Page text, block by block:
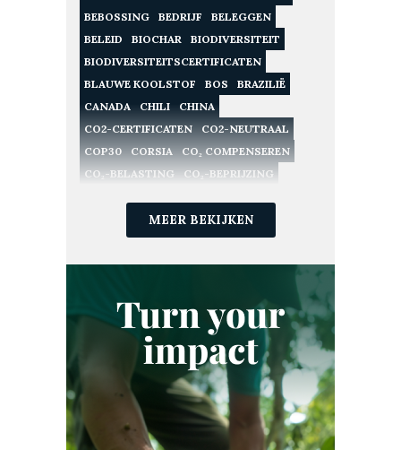
BEBOSSING
BEDRIJF
BELEGGEN
BELEID
BIOCHAR
BIODIVERSITEIT
BIODIVERSITEITSCERTIFICATEN
BLAUWE KOOLSTOF
BOS
BRAZILIË
CANADA
CHILI
CHINA
CO2-CERTIFICATEN
CO2-NEUTRAAL
COP30
CORSIA
CO₂ COMPENSEREN
CO₂-BELASTING
CO₂-BEPRIJZING
CO₂-EMISSIES
CO₂-HANDEL
CO₂-LANDBOUW
CO₂-MARKTEN
CO₂-PROJECT
CO₂-VASTLEGGING
CO₂-VOETAFDRUK
DUITSLAND
DUURZAAM INVESTEREN
DUURZAAMHEID
DUURZAAMHEIDSSTRATEGIE
DUURZAME LANDBOUW
ECOSYSTEEM
ETS EU ETS
EUROPA
EUROPESE UNIE
FINANCIËN
FRANKRIJK
GOLD STANDARD
MEER BEKIJKEN